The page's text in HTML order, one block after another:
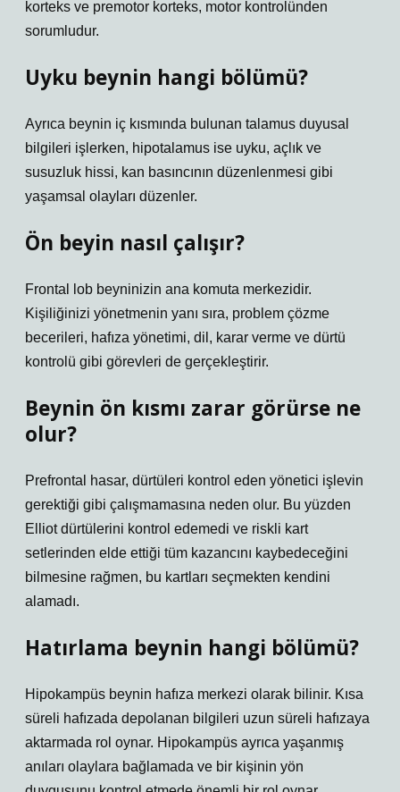
korteks ve premotor korteks, motor kontrolünden
sorumludur.
Uyku beynin hangi bölümü?
Ayrıca beynin iç kısmında bulunan talamus duyusal
bilgileri işlerken, hipotalamus ise uyku, açlık ve
susuzluk hissi, kan basıncının düzenlenmesi gibi
yaşamsal olayları düzenler.
Ön beyin nasıl çalışır?
Frontal lob beyninizin ana komuta merkezidir.
Kişiliğinizi yönetmenin yanı sıra, problem çözme
becerileri, hafıza yönetimi, dil, karar verme ve dürtü
kontrolü gibi görevleri de gerçekleştirir.
Beynin ön kısmı zarar görürse ne
olur?
Prefrontal hasar, dürtüleri kontrol eden yönetici işlevin
gerektiği gibi çalışmamasına neden olur. Bu yüzden
Elliot dürtülerini kontrol edemedi ve riskli kart
setlerinden elde ettiği tüm kazancını kaybedeceğini
bilmesine rağmen, bu kartları seçmekten kendini
alamadı.
Hatırlama beynin hangi bölümü?
Hipokampüs beynin hafıza merkezi olarak bilinir. Kısa
süreli hafızada depolanan bilgileri uzun süreli hafızaya
aktarmada rol oynar. Hipokampüs ayrıca yaşanmış
anıları olaylara bağlamada ve bir kişinin yön